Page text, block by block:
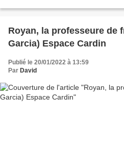
Royan, la professeure de
Garcia) Espace Cardin
Publié le 20/01/2022 à 13:59
Par David